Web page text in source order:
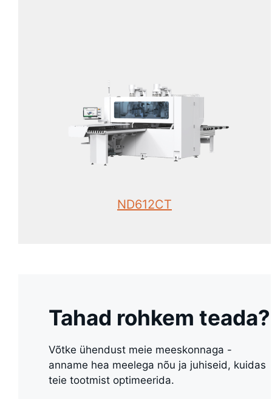
ND612CT
Tahad rohkem teada?
Võtke ühendust meie meeskonnaga -
anname hea meelega nõu ja juhiseid, kuidas
teie tootmist optimeerida.